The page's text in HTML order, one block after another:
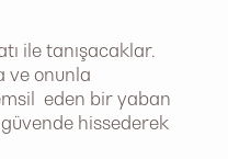
ile tanışacaklar.
ve onunla
eden bir yaban
hissederek